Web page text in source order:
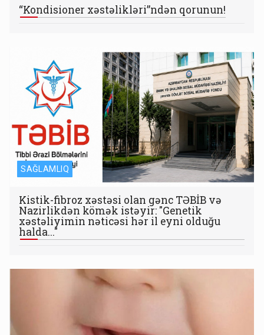
“Kondisioner xəstəlikləri”ndən qorunun!
SAĞLAMLIQ
Kistik-fibroz xəstəsi olan gənc TƏBİB və
Nazirlikdən kömək istəyir: "Genetik
xəstəliyimin nəticəsi hər il eyni olduğu
halda..."